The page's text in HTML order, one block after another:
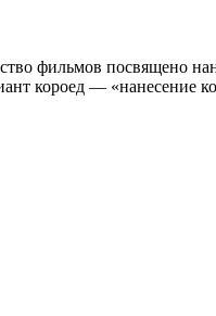
фильмов посвящено
короед — «нанесение